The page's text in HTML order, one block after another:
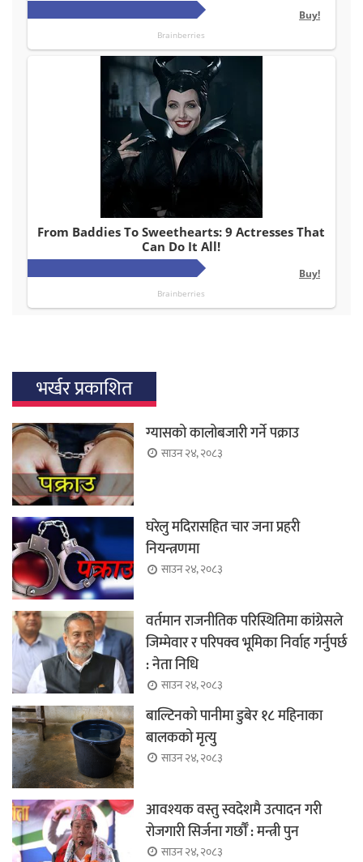
भर्खर प्रकाशित
ग्यासको कालोबजारी गर्ने पक्राउ
साउन २४, २०८३
घरेलु मदिरासहित चार जना प्रहरी
नियन्त्रणमा
साउन २४, २०८३
वर्तमान राजनीतिक परिस्थितिमा कांग्रेसले
जिम्मेवार र परिपक्व भूमिका निर्वाह गर्नुपर्छ
: नेता निधि
साउन २४, २०८३
बाल्टिनको पानीमा डुबेर १८ महिनाका
बालकको मृत्यु
साउन २४, २०८३
आवश्यक वस्तु स्वदेशमै उत्पादन गरी
रोजगारी सिर्जना गर्छौँ : मन्त्री पुन
साउन २४, २०८३